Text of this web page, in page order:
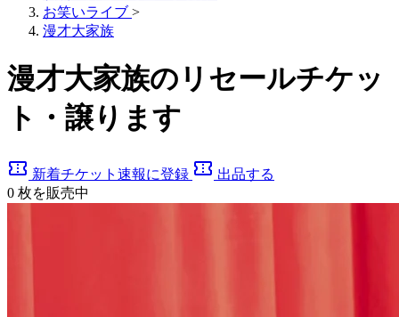
お笑いライブ >
漫才大家族
漫才大家族のリセールチケッ
ト・譲ります
confirmation_number 新着チケット速報に登録 confirmation_number 出品する
0 枚を販売中